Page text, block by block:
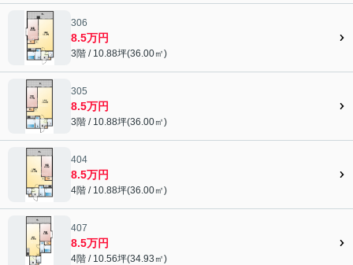
306
8.5万円
3階 / 10.88坪(36.00㎡)
305
8.5万円
3階 / 10.88坪(36.00㎡)
404
8.5万円
4階 / 10.88坪(36.00㎡)
407
8.5万円
4階 / 10.56坪(34.93㎡)